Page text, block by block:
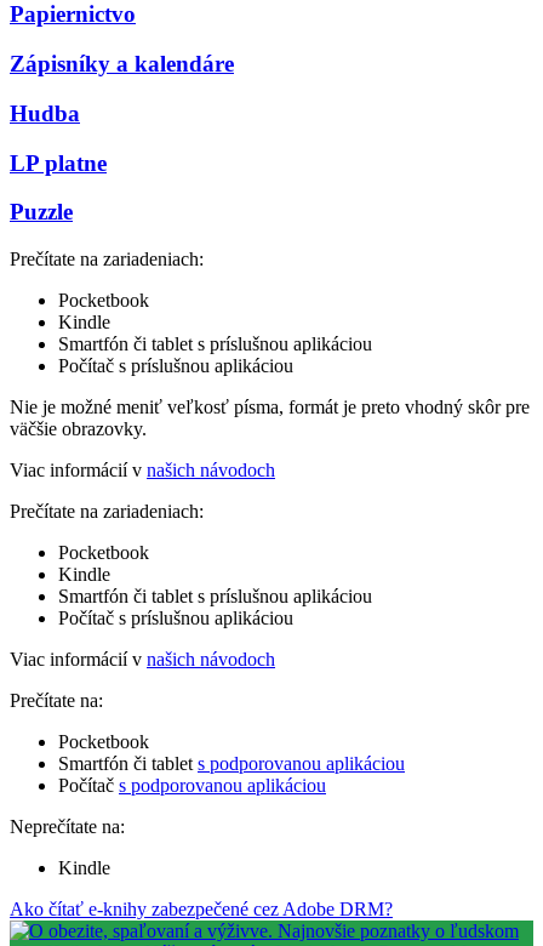
Papiernictvo
Zápisníky a kalendáre
Hudba
LP platne
Puzzle
Prečítate na zariadeniach:
Pocketbook
Kindle
Smartfón či tablet s príslušnou aplikáciou
Počítač s príslušnou aplikáciou
Nie je možné meniť veľkosť písma, formát je preto vhodný skôr pre
väčšie obrazovky.
Viac informácií v našich návodoch
Prečítate na zariadeniach:
Pocketbook
Kindle
Smartfón či tablet s príslušnou aplikáciou
Počítač s príslušnou aplikáciou
Viac informácií v našich návodoch
Prečítate na:
Pocketbook
Smartfón či tablet s podporovanou aplikáciou
Počítač s podporovanou aplikáciou
Neprečítate na:
Kindle
Ako čítať e-knihy zabezpečené cez Adobe DRM?